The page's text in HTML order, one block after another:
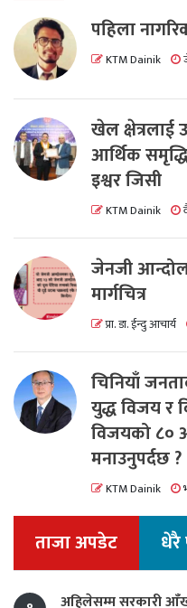
पहिला
KTM Dainik
खेल क्षेत्रलाई
आर्थिक
इश्वर जिसी
KTM Dainik
जेनजी
मार्गचित्र
प्रा. डा. ईन्दु आचार्य
चिनियाँ
युद्ध विजय र
विजयको ८०
मनाउनुपर्दछ ?
KTM Dainik
ताजा अपडेट धेरै
अहिलेसम्म सरकारी